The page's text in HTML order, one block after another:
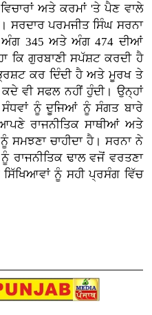
ਅਤੇ ਕਰਮਾਂ 'ਤੇ ਪੈਣ ਵਾਲੇ
ਸਰਦਾਰ ਪਰਮਜੀਤ ਸਿੰਘ ਸਰਨਾ
ਅੰਗ 345 ਅਤੇ ਅੰਗ 474 ਦੀਆਂ
ਕਿ ਗੁਰਬਾਣੀ ਸਪੱਸ਼ਟ ਕਰਦੀ ਹੈ
ਕਰ ਦਿੰਦੀ ਹੈ ਅਤੇ ਮੂਰਖ ਤੇ
ਵੀ ਸਫਲ ਨਹੀਂ ਹੁੰਦੀ। ਉਨ੍ਹਾਂ
ਸੰਧਵਾਂ ਨੂੰ ਦੂਜਿਆਂ ਨੂੰ ਸੰਗਤ ਬਾਰੇ
ਰਾਜਨੀਤਿਕ ਸਾਥੀਆਂ ਅਤੇ
ਸਮਝਣਾ ਚਾਹੀਦਾ ਹੈ। ਸਰਨਾ ਨੇ
ਢਾਲ ਵਜੋਂ ਵਰਤਣਾ
ਨੂੰ ਸਹੀ ਪ੍ਰਸੰਗ ਵਿੱਚ